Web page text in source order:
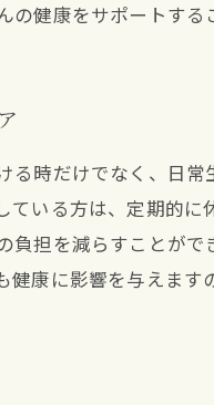
の健康をサポートする
る時だけでなく、日
ている方は、定期的
負担を減らすことが
健康に影響を与えま